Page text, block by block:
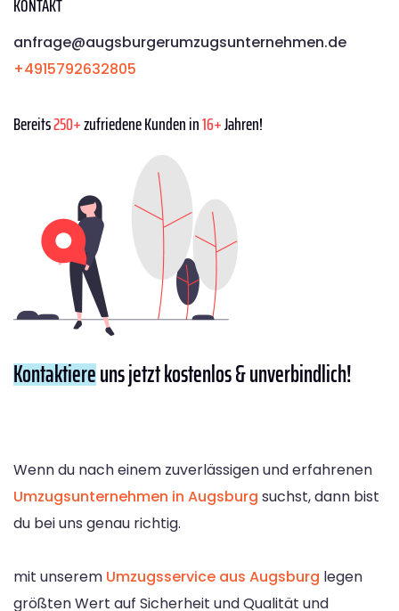
anfrage@augsburgerumzugsunternehmen.de
+4915792632805
Bereits250+zufriedene Kunden in16+Jahren!
Kontaktiereuns jetzt kostenlos & unverbindlich!
Wenn du nach einem zuverlässigen und erfahrenen
Umzugsunternehmen in Augsburg suchst, dann bist
du bei uns genau richtig.
mit unserem Umzugsservice aus Augsburg legen
größten Wert auf Sicherheit und Qualität und